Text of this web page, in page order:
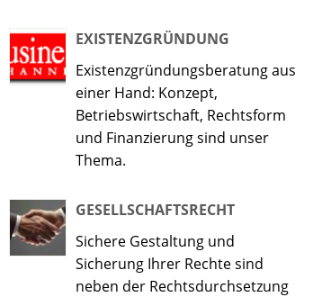
EXISTENZGRÜNDUNG
Existenzgründungsberatung aus
einer Hand: Konzept,
Betriebswirtschaft, Rechtsform
und Finanzierung sind unser
Thema.
GESELLSCHAFTSRECHT
Sichere Gestaltung und
Sicherung Ihrer Rechte sind
neben der Rechtsdurchsetzung